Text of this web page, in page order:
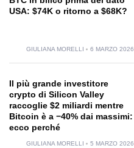
USA: $74K o ritorno a $68K?
GIULIANA MORELLI 6 MARZO 2026
Il più grande investitore
crypto di Silicon Valley
raccoglie $2 miliardi mentre
Bitcoin è a −40% dai massimi:
ecco perché
GIULIANA MORELLI 5 MARZO 2026